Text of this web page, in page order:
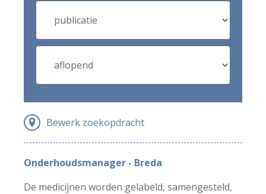
Bewerk zoekopdracht
Onderhoudsmanager - Breda
De medicijnen worden gelabeld, samengesteld,